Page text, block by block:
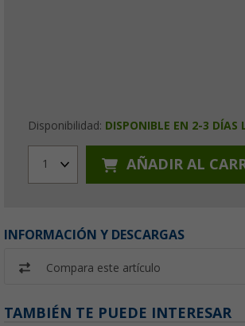
Disponibilidad: DISPONIBLE EN 2-3 DÍAS
1 AÑADIR AL
INFORMACIÓN Y DESCARGAS
Compara este artículo
TAMBIÉN TE PUEDE INTERESAR